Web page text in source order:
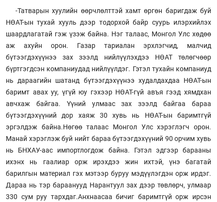
-Татварын хуулийн өөрчлөлттэй хамт өргөн баригдаж буй
НӨАТ-ын тухай хууль дээр тодорхой байр суурь илэрхийлэх
шаардлагатай гэж үзэж байна. Нэг талаас, Монгол Улс хөдөө
аж ахуйн орон. Газар тариалан эрхлэгчид, малчид
бүтээгдэхүүнээ зах зээлд нийлүүлэхдээ НӨАТ төлөгчөөр
бүртгэгдсэн компаниудад нийлүүлдэг. Гэтэл тухайн компаниуд
нь дараагийн шатанд бүтээгдэхүүнээ худалдахдаа НӨАТ-ын
баримт авах уу, үгүй юу гэхээр НӨАТ-гүй авъя гээд хямдхан
авчхаж байгаа. Үүний улмаас зах зээлд байгаа бараа
бүтээгдэхүүний дор хаяж 30 хувь нь НӨАТ-ын баримтгүй
эргэлдэж байна.Нөгөө талаас Монгол Улс хэрэглэгч орон.
Манай хэрэглэж буй нийт бараа бүтээгдэхүүний 90 орчим хувь
нь БНХАУ-аас импортлогдож байна. Гэтэл эдгээр барааны
ихэнх нь гаалиар орж ирэхдээ жин ихтэй, үнэ багатай
барилгын материал гэх мэтээр буруу мэдүүлэгдэн орж ирдэг.
Дараа нь тэр бараанууд Нарантуул зах дээр төвлөрч, улмаар
330 сум руу тархдаг.Анхнаасаа бичиг баримтгүй орж ирсэн